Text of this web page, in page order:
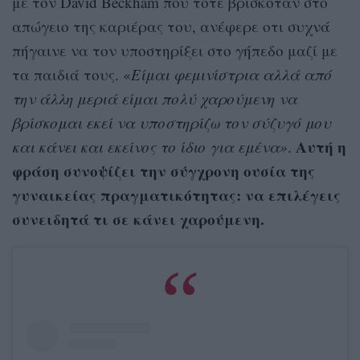
απώγειο της καριέρας του, ανέφερε οτι συχνά
πήγαινε να τον υποστηρίξει στο γήπεδο μαζί με
τα παιδιά τους. «Είμαι φεμινίστρια αλλά από
την άλλη μεριά είμαι πολύ χαρούμενη να
βρίσκομαι εκεί να υποστηρίζω τον σύζυγό μου
και κάνει και εκείνος το ίδιο για εμένα». Αυτή η
φράση συνοψίζει την σύγχρονη ουσία της
γυναικείας πραγματικότητας: να επιλέγεις
συνειδητά τι σε κάνει χαρούμενη.